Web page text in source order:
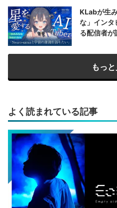
KLabが生
な」イン
る配信者が
もっ
よく読まれている記事